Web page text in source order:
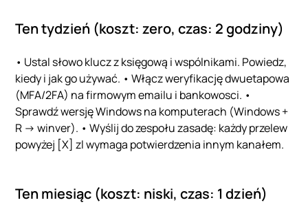
Ten tydzień (koszt: zero, czas: 2 godziny)
• Ustal słowo klucz z księgową i wspólnikami. Powiedz,
kiedy i jak go używać. • Włącz weryfikację dwuetapowa
(MFA/2FA) na firmowym emailu i bankowosci. •
Sprawdź wersję Windows na komputerach (Windows +
R -> winver). • Wyślij do zespołu zasadę: każdy przelew
powyżej [X] zl wymaga potwierdzenia innym kanałem.
Ten miesiąc (koszt: niski, czas: 1 dzień)